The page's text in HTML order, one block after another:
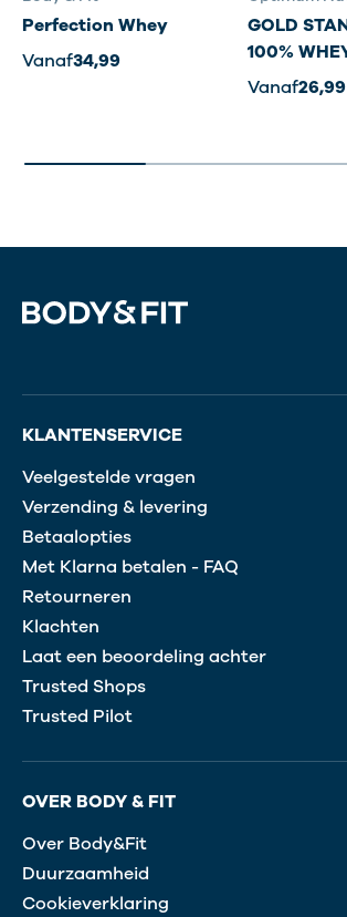
Perfection Whey
Vanaf34,99
GOLD
100%
Vanaf26,99
KLANTENSERVICE
Veelgestelde vragen
Verzending & levering
Betaalopties
Met Klarna betalen - FAQ
Retourneren
Klachten
Laat een beoordeling achter
Trusted Shops
Trusted Pilot
OVER BODY & FIT
Over Body&Fit
Duurzaamheid
Cookieverklaring